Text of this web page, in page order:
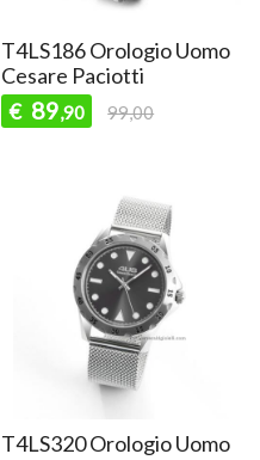
T4LS186 Orologio Uomo
Cesare Paciotti
€ 89,90 99,00
T4LS320 Orologio Uomo